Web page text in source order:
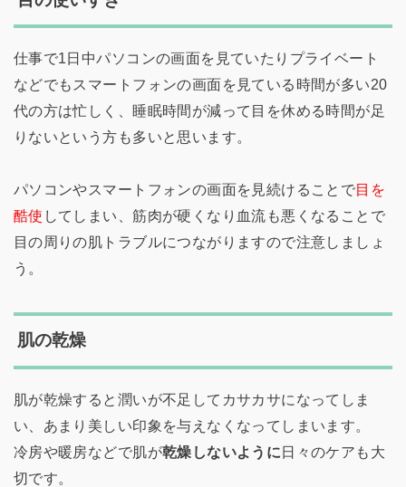
仕事で1日中パソコンの画面を見ていたりプライベート
などでもスマートフォンの画面を見ている時間が多い20
代の方は忙しく、睡眠時間が減って目を休める時間が足
りないという方も多いと思います。
パソコンやスマートフォンの画面を見続けることで目を
酷使 してしまい、筋肉が硬くなり血流も悪くなることで
目の周りの肌トラブルにつながりますので注意しましょ
う。
肌の乾燥
肌が乾燥すると潤いが不足してカサカサになってしま
い、あまり美しい印象を与えなくなってしまいます。
冷房や暖房などで肌が乾燥しないように日々のケアも大
切です。